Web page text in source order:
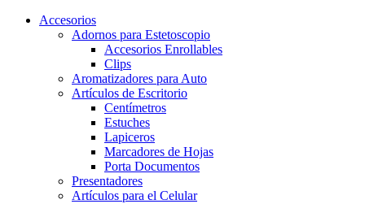
Accesorios
Adornos para Estetoscopio
Accesorios Enrollables
Clips
Aromatizadores para Auto
Artículos de Escritorio
Centímetros
Estuches
Lapiceros
Marcadores de Hojas
Porta Documentos
Presentadores
Artículos para el Celular